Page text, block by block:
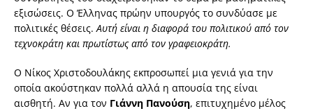
εξισώσεις. Ο Έλληνας πρώην υπουργός το συνδύασε με
πολιτικές θέσεις.Αυτή είναι η διαφορά του πολιτικού από τον
τεχνοκράτη και πρωτίστως από τον γραφειοκράτη.
Ο Νίκος Χριστοδουλάκης εκπροσωπεί μια γενιά για την
οποία ακούστηκαν πολλά αλλά η απουσία της είναι
αισθητή. Αν για τον Γιάννη Πανούση, επιτυχημένο μέλος